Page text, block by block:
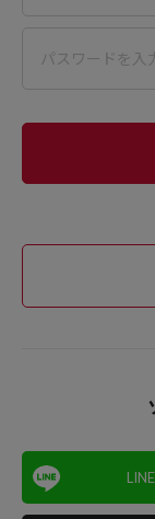
LINE